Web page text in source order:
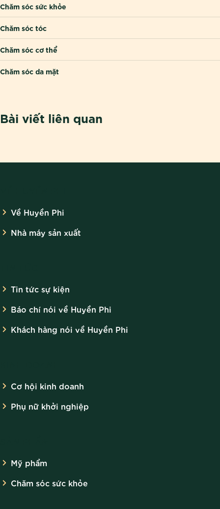
Chăm sóc sức khỏe
Chăm sóc tóc
Chăm sóc cơ thể
Chăm sóc da mặt
Bài viết liên quan
Về Huyền Phi
Nhà máy sản xuất
Tin tức sự kiện
Báo chí nói về Huyền Phi
Khách hàng nói về Huyền Phi
Cơ hội kinh doanh
Phụ nữ khởi nghiệp
Mỹ phẩm
Chăm sóc sức khỏe